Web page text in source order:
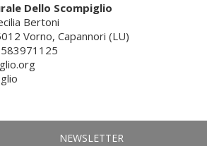
Dello Scompiglio
Bertoni
Vorno, Capannori (LU)
NEWSLETTER